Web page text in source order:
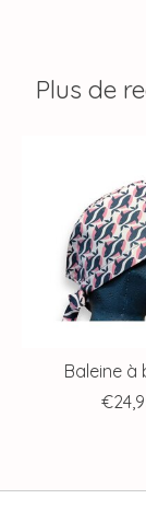
Plus de
Articles du
Baleine à